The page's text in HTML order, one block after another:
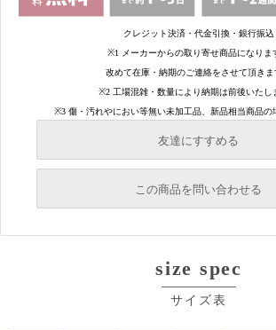
友達にすすめる
必須
必須
この商品を問い合わせる
size spec
サイズ表